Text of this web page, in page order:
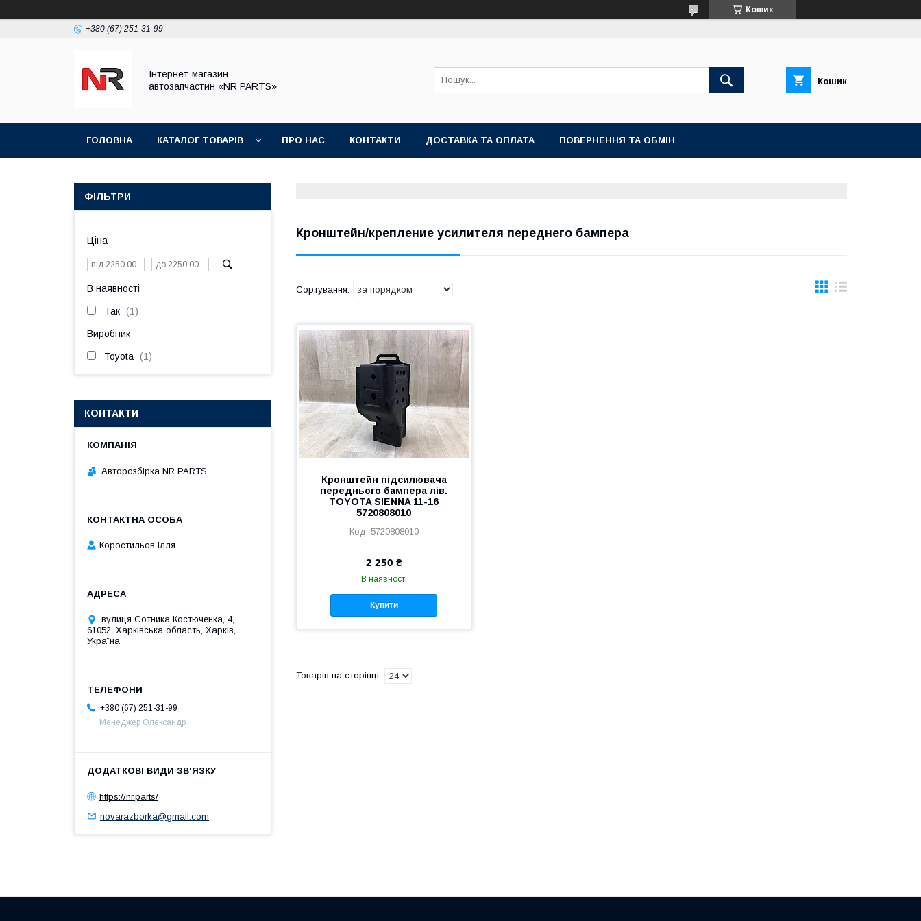
Кошик
+380 (67) 251-31-99
Інтернет-магазин
автозапчастин «NR PARTS»
Кошик
ГОЛОВНА КАТАЛОГ ТОВАРІВ ПРО НАС КОНТАКТИ ДОСТАВКА ТА ОПЛАТА ПОВЕРНЕННЯ ТА ОБМІН
Кронштейн/крепление усилителя переднего бампера
Кронштейн підсилювача
переднього бампера лів.
TOYOTA SIENNA 11-16
5720808010
5720808010
2 250 ₴
В наявності
Купити
ФІЛЬТРИ
Ціна
В наявності
Так 1
Виробник
Toyota 1
КОНТАКТИ
Авторозбірка NR PARTS
Коростильов Ілля
вулиця Сотника Костюченка, 4,
61052, Харківська область, Харків,
Україна
+380 (67) 251-31-99
Менеджер Олександр
https://nr.parts/
novarazborka@gmail.com